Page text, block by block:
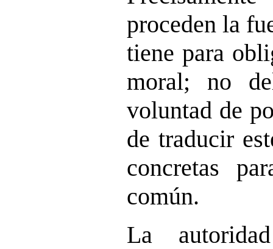
proceden la
tiene para
moral; no
voluntad de
de traducir
concretas
común.
La